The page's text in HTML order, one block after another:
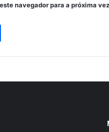
navegador para a próxima